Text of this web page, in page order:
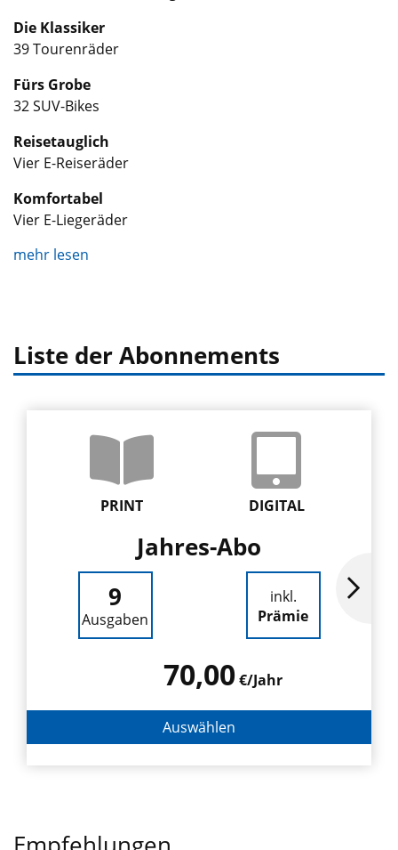
Die Klassiker
39 Tourenräder
Fürs Grobe
32 SUV-Bikes
Reisetauglich
Vier E-Reiseräder
Komfortabel
Vier E-Liegeräder
mehr lesen
Liste der Abonnements
PRINT DIGITAL
Jahres-Abo
9
Ausgaben
inkl.
Prämie
70,00€/Jahr
Auswählen